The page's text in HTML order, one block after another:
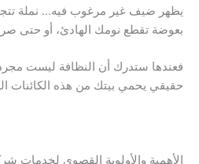
يظهر ضيف غير مرغوب فيه… نملة
بعوضة تقطع نومك الهادئ، أو حتى
فعندها ستدرك أن النظافة ليست
حقيقي يحمي بيتك من هذه الكائنات
الأهمية والأولوية القصوى لخدمات